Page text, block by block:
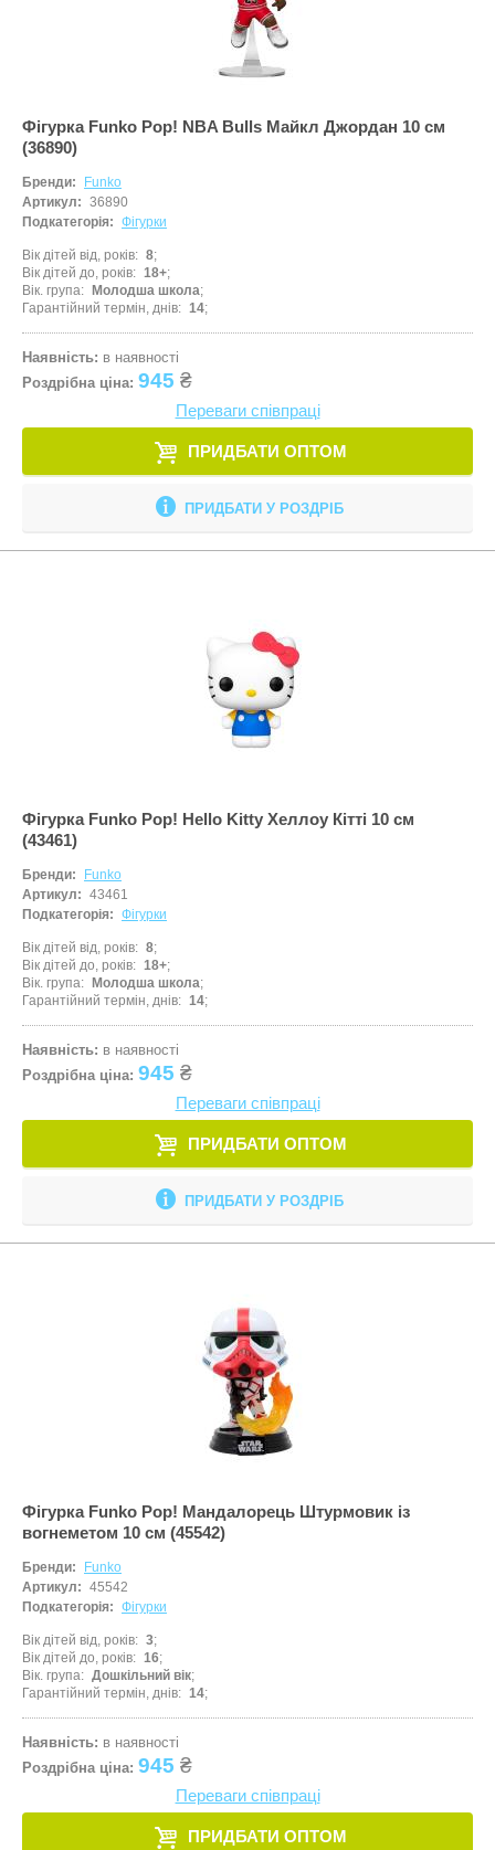
Фігурка Funko Pop! NBA Bulls Майкл Джордан 10 см
(36890)
Бренди:
Funko
Артикул: 36890
Подкатегорія: Фігурки
Вік дітей від, років
8
Вік дітей до, років
18+
Вік. група
Молодша школа
Гарантійний термін, днів
14
Наявність: в наявності
Роздрібна ціна: 945 ₴
Переваги співпраці
ПРИДБАТИ ОПТОМ
ПРИДБАТИ У РОЗДРІБ
Фігурка Funko Pop! Hello Kitty Хеллоу Кітті 10 см
(43461)
Бренди:
Funko
Артикул: 43461
Подкатегорія: Фігурки
Вік дітей від, років
8
Вік дітей до, років
18+
Вік. група
Молодша школа
Гарантійний термін, днів
14
Наявність: в наявності
Роздрібна ціна: 945 ₴
Переваги співпраці
ПРИДБАТИ ОПТОМ
ПРИДБАТИ У РОЗДРІБ
Фігурка Funko Pop! Мандалорець Штурмовик із
вогнеметом 10 см (45542)
Бренди:
Funko
Артикул: 45542
Подкатегорія: Фігурки
Вік дітей від, років
3
Вік дітей до, років
16
Вік. група
Дошкільний вік
Гарантійний термін, днів
14
Наявність: в наявності
Роздрібна ціна: 945 ₴
Переваги співпраці
ПРИДБАТИ ОПТОМ